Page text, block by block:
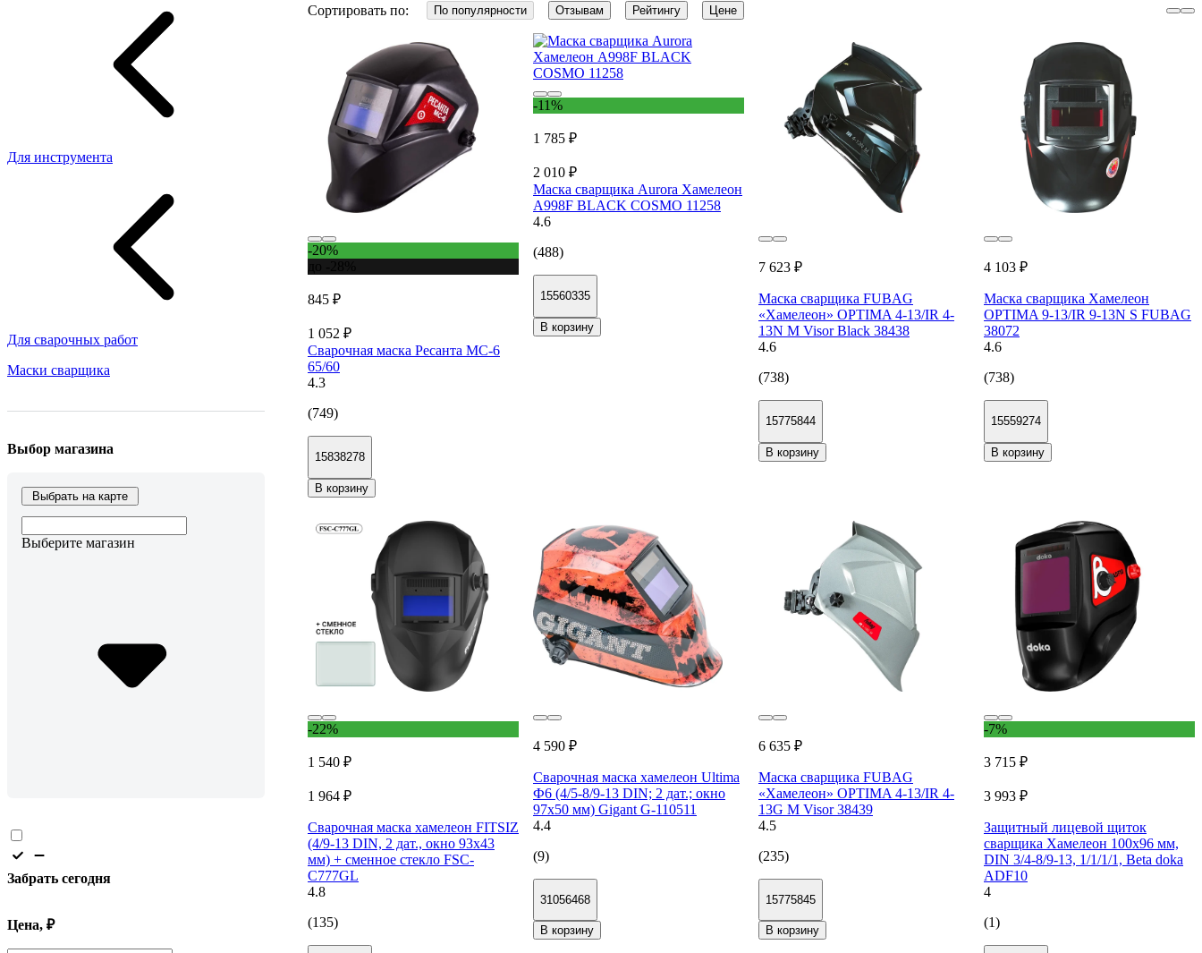
Для инструмента
Для сварочных работ
Маски сварщика
Выбор магазина
Выбрать на карте
Выберите магазин
Забрать сегодня
Цена, ₽
Сортировать по: По популярности Отзывам Рейтингу Цене
-20%
845 ₽
1 052 ₽
Сварочная маска Ресанта МС-6
65/60
4.3
(749)
15838278
В корзину
-11%
1 785 ₽
2 010 ₽
Маска сварщика Aurora Хамелеон
A998F BLACK COSMO 11258
4.6
(488)
15560335
В корзину
7 623 ₽
Маска сварщика FUBAG
«Хамелеон» OPTIMA 4-13/IR 4-
13N M Visor Black 38438
4.6
(738)
15775844
В корзину
4 103 ₽
Маска сварщика Хамелеон
OPTIMA 9-13/IR 9-13N S FUBAG
38072
4.6
(738)
15559274
В корзину
-22%
1 540 ₽
1 964 ₽
Сварочная маска хамелеон FITSIZ
(4/9-13 DIN, 2 дат., окно 93x43
мм) + сменное стекло FSC-
С777GL
4.8
(135)
4 590 ₽
Сварочная маска хамелеон Ultima
Ф6 (4/5-8/9-13 DIN; 2 дат.; окно
97х50 мм) Gigant G-110511
4.4
(9)
31056468
В корзину
6 635 ₽
Маска сварщика FUBAG
«Хамелеон» OPTIMA 4-13/IR 4-
13G M Visor 38439
4.5
(235)
15775845
В корзину
-7%
3 715 ₽
3 993 ₽
Защитный лицевой щиток
сварщика Хамелеон 100х96 мм,
DIN 3/4-8/9-13, 1/1/1/1, Beta doka
ADF10
4
(1)